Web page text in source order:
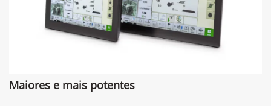
Maiores e mais potentes